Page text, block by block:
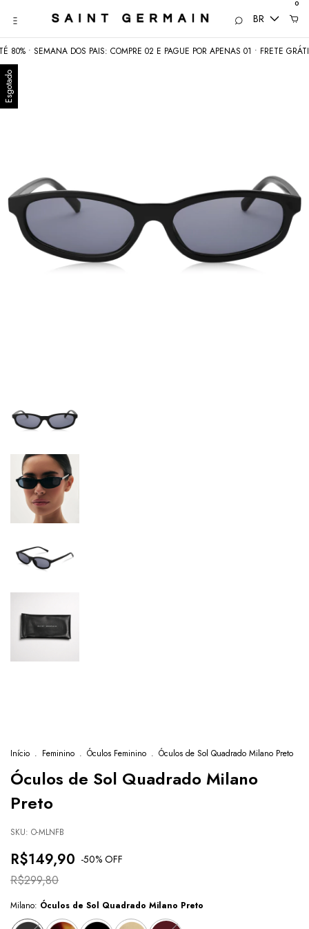
BR
0
DOS PAIS: COMPRE 02 E PAGUE POR APENAS 01 • FRETE GRÁTIS
Esgotado
Início . Feminino . Óculos Feminino . Óculos de Sol Quadrado Milano Preto
Óculos de Sol Quadrado Milano
Preto
SKU: O-MLNFB
R$149,90 -50% OFF
R$299,80
Milano: Óculos de Sol Quadrado Milano Preto